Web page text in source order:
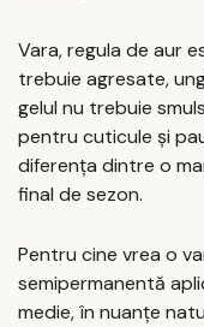
Vara, regula de aur
trebuie agresate,
gelul nu trebuie
pentru cuticule și
diferența dintre o
final de sezon.
Pentru cine vrea o
semipermanentă
medie, în nuanțe